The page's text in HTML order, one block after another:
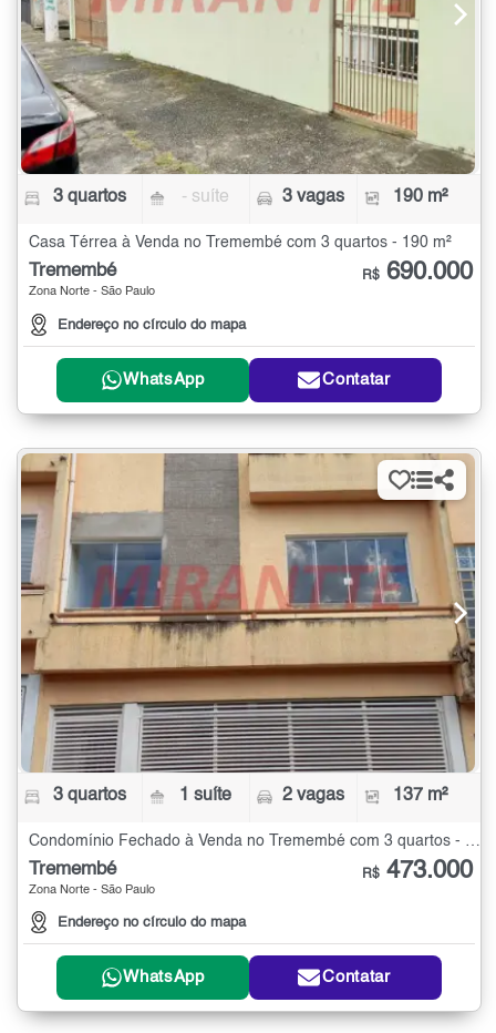
3 quartos - suíte 3 vagas 190 m²
Casa Térrea à Venda no Tremembé com 3 quartos - 190 m²
Tremembé
Zona Norte - São Paulo
Endereço no círculo do mapa
R$ 690.000
WhatsApp Contatar
3 quartos 1 suíte 2 vagas 137 m²
Tremembé
Zona Norte - São Paulo
Endereço no círculo do mapa
R$ 473.000
WhatsApp Contatar